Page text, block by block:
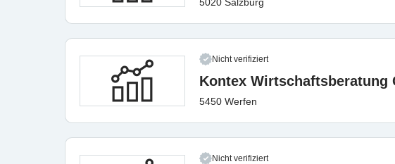
Nicht verifiziert
Kontex Wirtschaftsberatung
5450 Werfen
Nicht verifiziert